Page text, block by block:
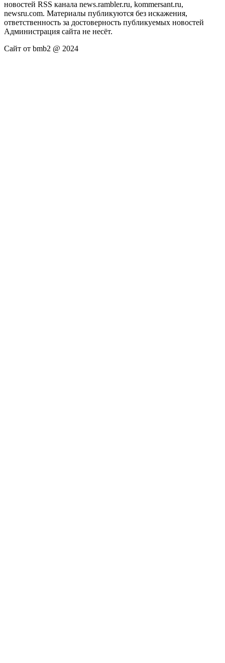
новостей RSS канала news.rambler.ru, kommersant.ru,
newsru.com. Материалы публикуются без искажения,
ответственность за достоверность публикуемых новостей
Администрация сайта не несёт.
Сайт от bmb2 @ 2024